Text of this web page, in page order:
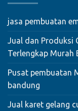
jasa pembuatan
Jual dan Produksi
Terlengkap Murah
Pusat pembuatan
bandung
Jual karet gelang